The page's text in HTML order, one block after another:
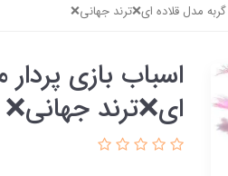
مدل قلاده ای❌ترند جهانی❌
اسباب بازی پردار
ای❌ترند جهانی❌